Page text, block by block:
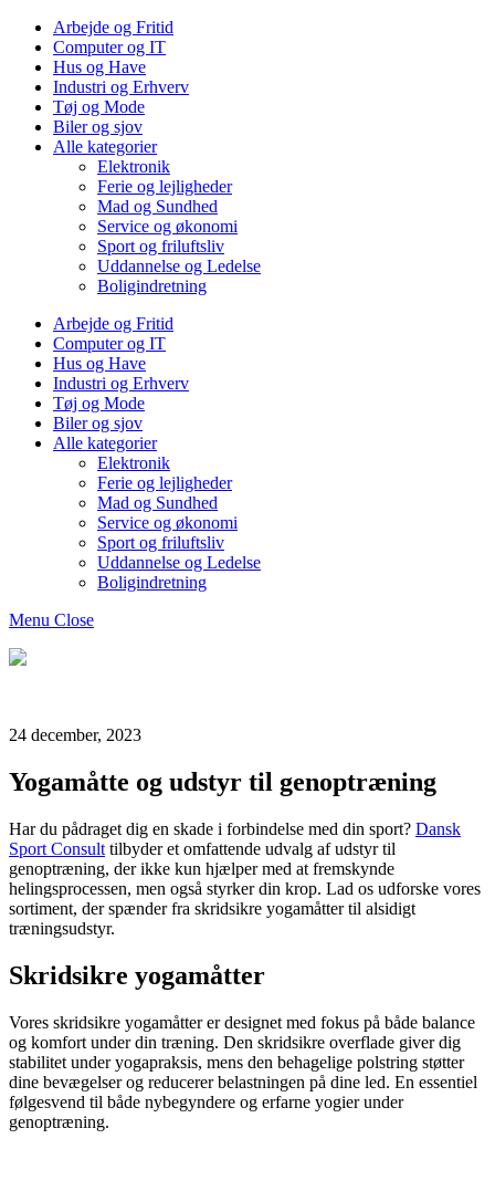
Arbejde og Fritid
Computer og IT
Hus og Have
Industri og Erhverv
Tøj og Mode
Biler og sjov
Alle kategorier
Elektronik
Ferie og lejligheder
Mad og Sundhed
Service og økonomi
Sport og friluftsliv
Uddannelse og Ledelse
Boligindretning
Arbejde og Fritid
Computer og IT
Hus og Have
Industri og Erhverv
Tøj og Mode
Biler og sjov
Alle kategorier
Elektronik
Ferie og lejligheder
Mad og Sundhed
Service og økonomi
Sport og friluftsliv
Uddannelse og Ledelse
Boligindretning
Menu Close
Bogtosset
24 december, 2023
Yogamåtte og udstyr til genoptræning
Har du pådraget dig en skade i forbindelse med din sport? Dansk
Sport Consult tilbyder et omfattende udvalg af udstyr til
genoptræning, der ikke kun hjælper med at fremskynde
helingsprocessen, men også styrker din krop. Lad os udforske vores
sortiment, der spænder fra skridsikre yogamåtter til alsidigt
træningsudstyr.
Skridsikre yogamåtter
Vores skridsikre yogamåtter er designet med fokus på både balance
og komfort under din træning. Den skridsikre overflade giver dig
stabilitet under yogapraksis, mens den behagelige polstring støtter
dine bevægelser og reducerer belastningen på dine led. En essentiel
følgesvend til både nybegyndere og erfarne yogier under
genoptræning.